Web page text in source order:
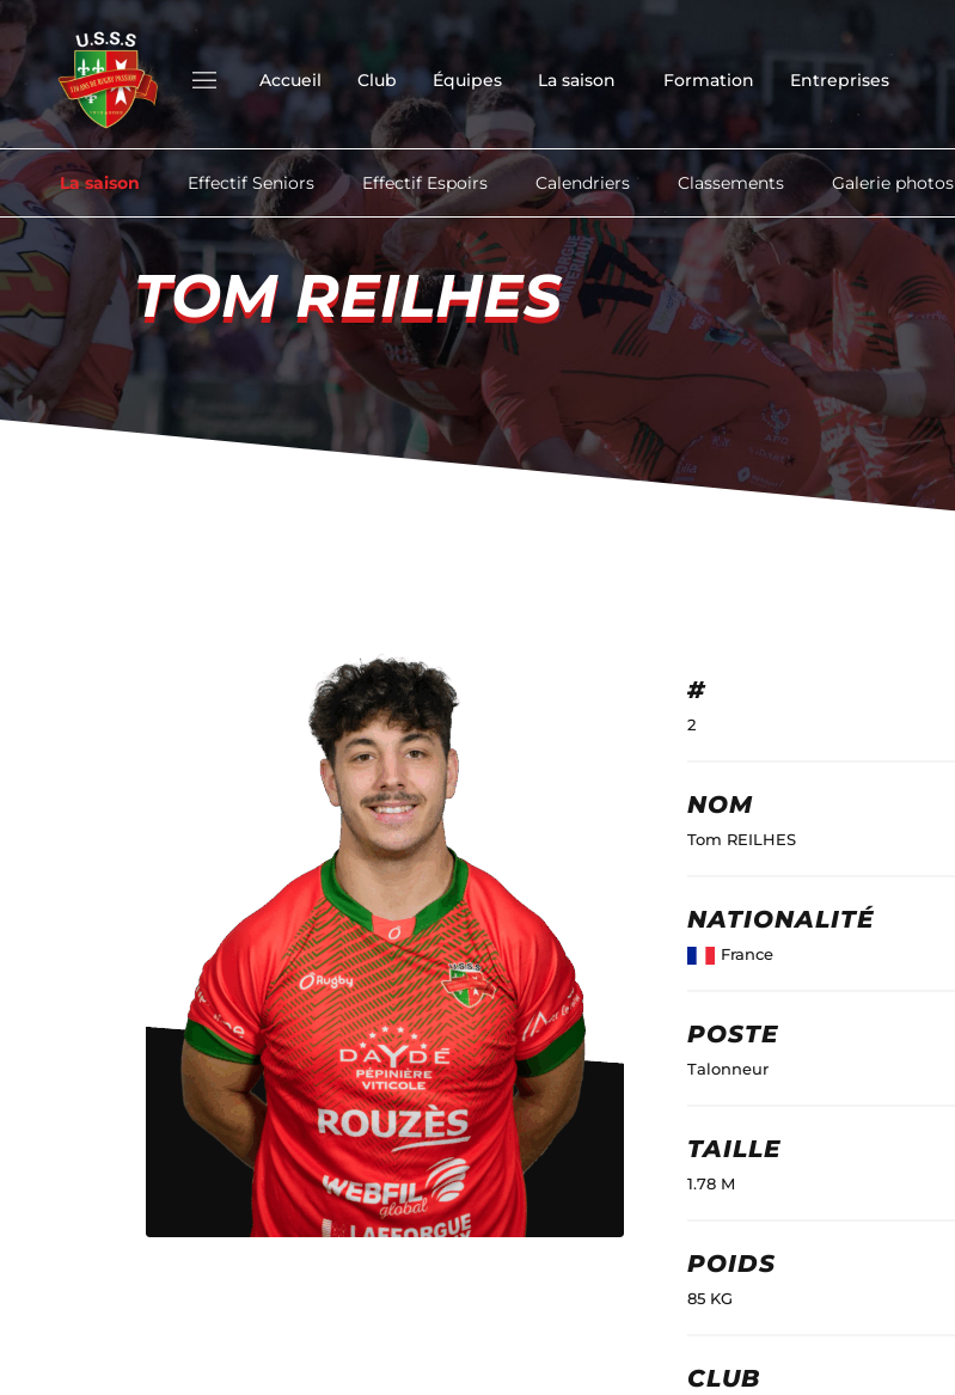
Accueil Club Équipes La saison Formation Entreprises
La saison Effectif Seniors Effectif Espoirs Calendriers Classements Galerie photos
TOM REILHES
TOM REILHES
Accueil
La saison
Formation
Entreprises
Contact
Boutique
#
2
NOM
Tom REILHES
NATIONALITÉ
France
POSTE
Talonneur
TAILLE
1.78 M
POIDS
85 KG
CLUB